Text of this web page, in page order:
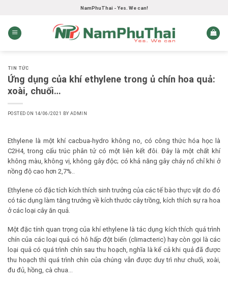
content
NamPhuThai - Yes. We can!
TIN TỨC
Ứng dụng của khí ethylene trong ủ chín hoa quả:
xoài, chuối…
POSTED ON 14/06/2021 BY ADMIN
Ethylene là một khí cacbua-hydro không no, có công thức hóa học là
C2H4, trong cấu trúc phân tử có một liên kết đôi. Đây là một chất khí
không màu, không vị, không gây độc; có khả năng gây cháy nổ chỉ khi ở
nồng độ cao hơn 2,7%..
Ethylene có đặc tích kích thích sinh trưởng của các tế bào thực vật do đó
có tác dụng làm tăng trưởng về kích thước cây trồng, kích thích sự ra hoa
ở các loại cây ăn quả.
Một đặc tính quan trọng của khí ethylene là tác dụng kích thích quá trình
chín của các loại quả có hô hấp đột biến (climacteric) hay còn gọi là các
loại quả có quá trình chín sau thu hoạch, nghĩa là kể cả khi quả đã được
thu hoạch thì quá trình chín của chúng vẫn được duy trì như chuối, xoài,
đu đủ, hồng, cà chua…